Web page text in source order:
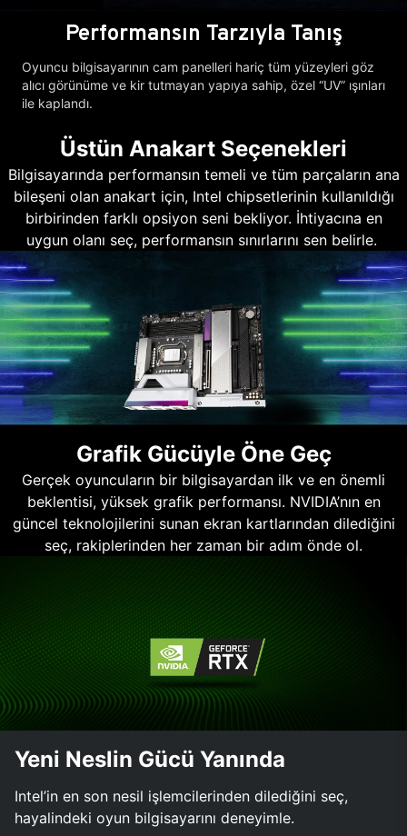
Performansın Tarzıyla Tanış
Oyuncu bilgisayarının cam panelleri hariç tüm yüzeyleri göz
alıcı görünüme ve kir tutmayan yapıya sahip, özel “UV” ışınları
ile kaplandı.
Üstün Anakart Seçenekleri
Bilgisayarında performansın temeli ve tüm parçaların ana
bileşeni olan anakart için, Intel chipsetlerinin kullanıldığı
birbirinden farklı opsiyon seni bekliyor. İhtiyacına en
uygun olanı seç, performansın sınırlarını sen belirle.
Grafik Gücüyle Öne Geç
Gerçek oyuncuların bir bilgisayardan ilk ve en önemli
beklentisi, yüksek grafik performansı. NVIDIA’nın en
güncel teknolojilerini sunan ekran kartlarından dilediğini
seç, rakiplerinden her zaman bir adım önde ol.
Yeni Neslin Gücü Yanında
Intel’in en son nesil işlemcilerinden dilediğini seç,
hayalindeki oyun bilgisayarını deneyimle.